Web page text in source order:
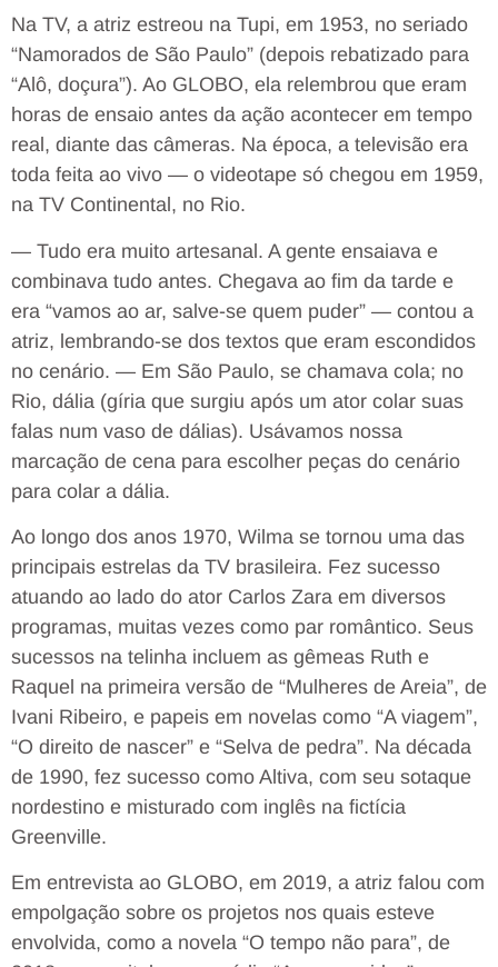
Na TV, a atriz estreou na Tupi, em 1953, no seriado
“Namorados de São Paulo” (depois rebatizado para
“Alô, doçura”). Ao GLOBO, ela relembrou que eram
horas de ensaio antes da ação acontecer em tempo
real, diante das câmeras. Na época, a televisão era
toda feita ao vivo — o videotape só chegou em 1959,
na TV Continental, no Rio.
— Tudo era muito artesanal. A gente ensaiava e
combinava tudo antes. Chegava ao fim da tarde e
era “vamos ao ar, salve-se quem puder” — contou a
atriz, lembrando-se dos textos que eram escondidos
no cenário. — Em São Paulo, se chamava cola; no
Rio, dália (gíria que surgiu após um ator colar suas
falas num vaso de dálias). Usávamos nossa
marcação de cena para escolher peças do cenário
para colar a dália.
Ao longo dos anos 1970, Wilma se tornou uma das
principais estrelas da TV brasileira. Fez sucesso
atuando ao lado do ator Carlos Zara em diversos
programas, muitas vezes como par romântico. Seus
sucessos na telinha incluem as gêmeas Ruth e
Raquel na primeira versão de “Mulheres de Areia”, de
Ivani Ribeiro, e papeis em novelas como “A viagem”,
“O direito de nascer” e “Selva de pedra”. Na década
de 1990, fez sucesso como Altiva, com seu sotaque
nordestino e misturado com inglês na fictícia
Greenville.
Em entrevista ao GLOBO, em 2019, a atriz falou com
empolgação sobre os projetos nos quais esteve
envolvida, como a novela “O tempo não para”, de